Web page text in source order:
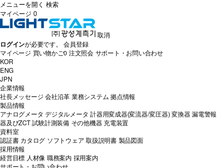
メニューを開く 検索
マイページ 0
取消
ログインが必要です。
会員登録
マイページ 買い物かご0 注文照会 サポート・お問い合わせ
KOR
ENG
JPN
企業情報
社長メッセージ 会社沿革 業務システム 拠点情報
製品情報
アナログメータ デジタルメータ 計器用変成器(変流器/変圧器)変換器 漏電警報
器及びZCT試験計測装備 その他機器 充電装置
資料室
認証書 カタログ ソフトウェア 取扱説明書 製品図面
採用情報
経営目標 人材像 職務案内 採用案内